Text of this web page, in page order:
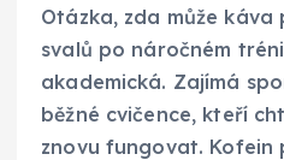
Otázka, zda může
svalů po náročném
akademická. Zajímá
běžné cvičence, kteří
znovu fungovat. Kofein